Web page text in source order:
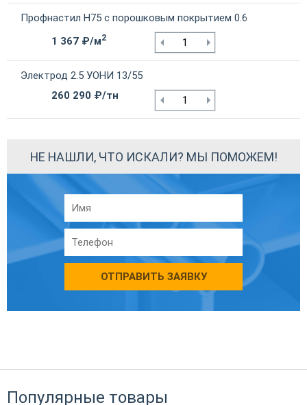
Профнастил Н75 с порошковым покрытием 0.6
1 367 ₽/м2
Электрод 2.5 УОНИ 13/55
260 290 ₽/тн
НЕ НАШЛИ, ЧТО ИСКАЛИ? МЫ ПОМОЖЕМ!
ОТПРАВИТЬ ЗАЯВКУ
Популярные товары